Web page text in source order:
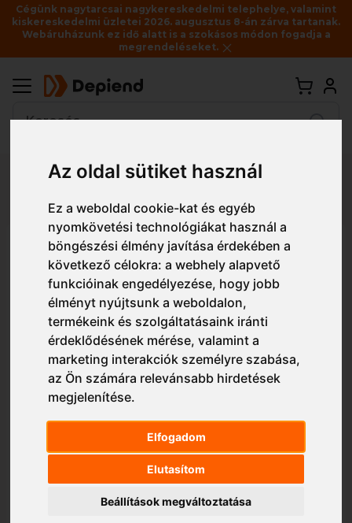
Az oldal sütiket használ
Ez a weboldal cookie-kat és egyéb
nyomkövetési technológiákat használ a
böngészési élmény javítása érdekében a
következő célokra:a webhely alapvető
funkcióinak engedélyezése, hogy jobb
élményt nyújtsunk a weboldalon,
termékeink és szolgáltatásaink iránti
érdeklődésének mérése, valamint a
marketing interakciók személyre szabása,
az Ön számára relevánsabb hirdetések
megjelenítése.
Elfogadom
Elutasítom
Beállítások megváltoztatása
Cégünk nagytarcsai nagykereskedelmi telephelye, valamint
kiskereskedelmi üzletei 2026. augusztus 8-án zárva tartanak.
Webáruházunk ez idő alatt is a szokásos módon fogadja a
megrendeléseket.
S998 Portwest Euro Work
overál